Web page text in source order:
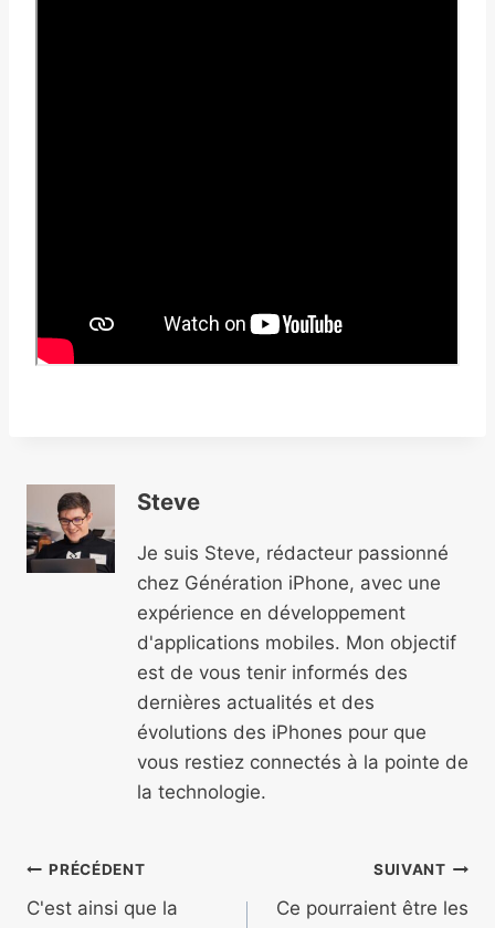
Steve
Je suis Steve, rédacteur passionné
chez Génération iPhone, avec une
expérience en développement
d'applications mobiles. Mon objectif
est de vous tenir informés des
dernières actualités et des
évolutions des iPhones pour que
vous restiez connectés à la pointe de
la technologie.
Navigation
PRÉCÉDENT
C'est ainsi que la
SUIVANT
Ce pourraient être les